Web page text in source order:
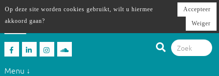
Menu ↓
Op deze site worden cookies gebruikt, wilt u hiermee
akkoord gaan?
Accepteer
Weiger